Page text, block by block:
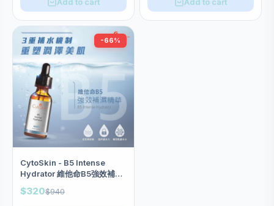
Add to cart Add to cart
-66%
CytoSkin - B5 Intense
Hydrator 維他命B5強效補濕
精華 30ml
$320$940